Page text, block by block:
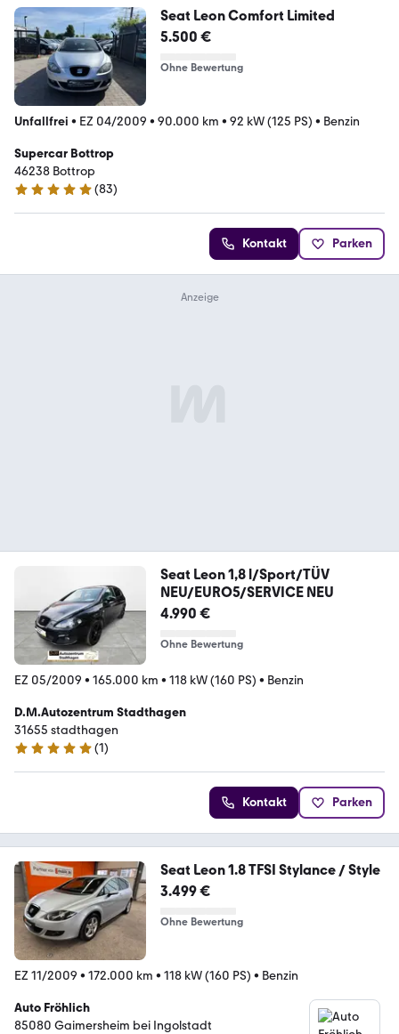
Seat Leon Comfort Limited
5.500 €
Ohne Bewertung
Unfallfrei • EZ 04/2009 • 90.000 km • 92 kW (125 PS) • Benzin
Supercar Bottrop
46238 Bottrop
4.8 Sterne
(83)
Kontakt Parken
Seat Leon 1,8 l/Sport/TÜV
NEU/EURO5/SERVICE NEU
4.990 €
Ohne Bewertung
EZ 05/2009 • 165.000 km • 118 kW (160 PS) • Benzin
D.M.Autozentrum Stadthagen
31655 stadthagen
5 Sterne
(1)
Kontakt Parken
Seat Leon 1.8 TFSI Stylance / Style
3.499 €
Ohne Bewertung
EZ 11/2009 • 172.000 km • 118 kW (160 PS) • Benzin
Auto Fröhlich
85080 Gaimersheim bei Ingolstadt